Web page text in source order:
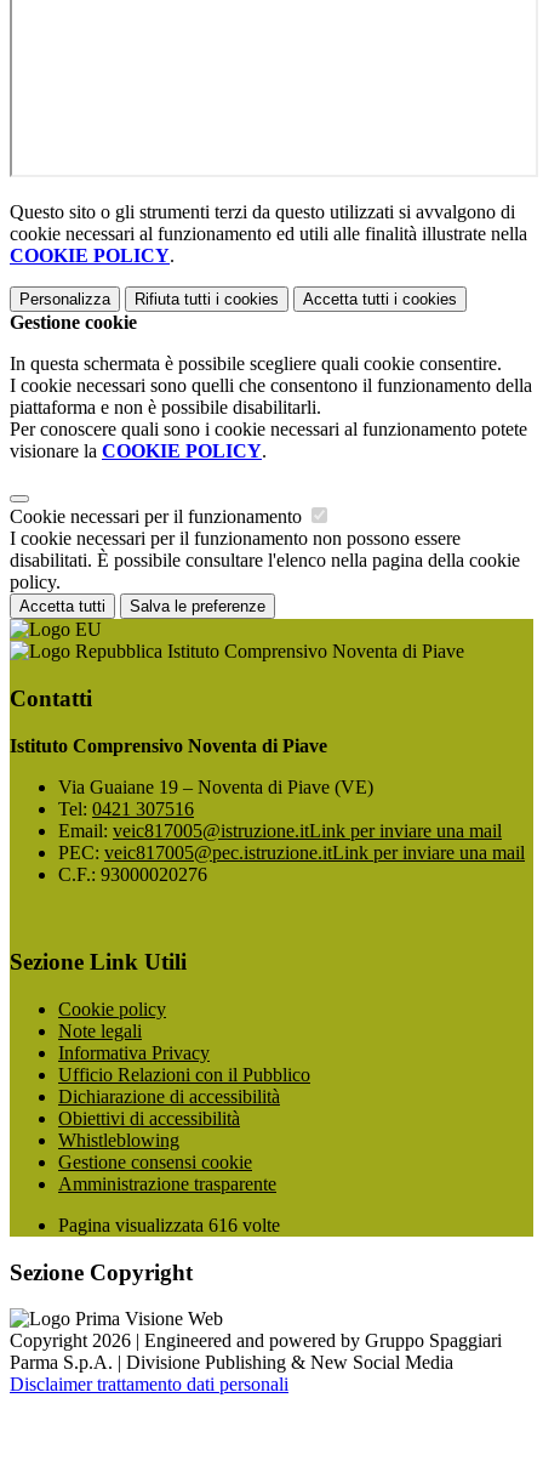
Questo sito o gli strumenti terzi da questo utilizzati si avvalgono di
cookie necessari al funzionamento ed utili alle finalità illustrate nella
COOKIE POLICY.
Personalizza Rifiuta tutti i cookies Accetta tutti i cookies
Gestione cookie
In questa schermata è possibile scegliere quali cookie consentire.
I cookie necessari sono quelli che consentono il funzionamento della
piattaforma e non è possibile disabilitarli.
Per conoscere quali sono i cookie necessari al funzionamento potete
visionare la COOKIE POLICY.
Cookie necessari per il funzionamento
I cookie necessari per il funzionamento non possono essere
disabilitati. È possibile consultare l'elenco nella pagina della cookie
policy.
Accetta tutti Salva le preferenze
Istituto Comprensivo Noventa di Piave
Contatti
Istituto Comprensivo Noventa di Piave
Via Guaiane 19 – Noventa di Piave (VE)
Tel: 0421 307516
Email: veic817005@istruzione.itLink per inviare una mail
PEC: veic817005@pec.istruzione.itLink per inviare una mail
C.F.: 93000020276
Sezione Link Utili
Cookie policy
Note legali
Informativa Privacy
Ufficio Relazioni con il Pubblico
Dichiarazione di accessibilità
Obiettivi di accessibilità
Whistleblowing
Gestione consensi cookie
Amministrazione trasparente
Pagina visualizzata 616 volte
Sezione Copyright
Copyright 2026 | Engineered and powered by Gruppo Spaggiari
Parma S.p.A. | Divisione Publishing & New Social Media
Disclaimer trattamento dati personali